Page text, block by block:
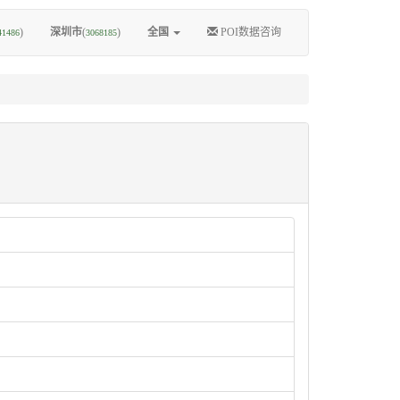
) 深圳市(3068185) 全国 POI数据咨询